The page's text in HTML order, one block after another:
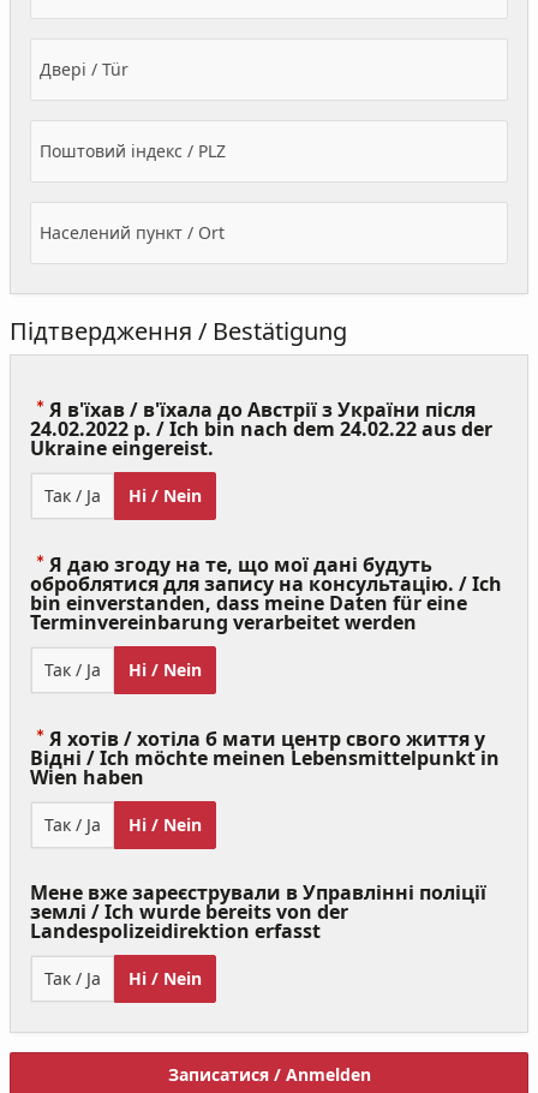
Двері / Tür
Поштовий індекс / PLZ
Населений пункт / Ort
Підтвердження / Bestätigung
Я в'їхав / в'їхала до Австрії з України після
24.02.2022 р. / Ich bin nach dem 24.02.22 aus der
Ukraine eingereist.
Required)
Так / Ja Ні / Nein
Я даю згоду на те, що мої дані будуть
оброблятися для запису на консультацію. / Ich
bin einverstanden, dass meine Daten für eine
Terminvereinbarung verarbeitet werden
Так / Ja Ні / Nein
Я хотів / хотіла б мати центр свого життя у
Відні / Ich möchte meinen Lebensmittelpunkt in
Wien haben
Required)
Так / Ja Ні / Nein
Мене вже зареєстрували в Управлінні поліції
землі / Ich wurde bereits von der
Landespolizeidirektion erfasst
Так / Ja Ні / Nein
Записатися / Anmelden